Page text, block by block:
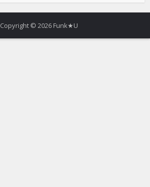
Copyright © 2026 Funk★U